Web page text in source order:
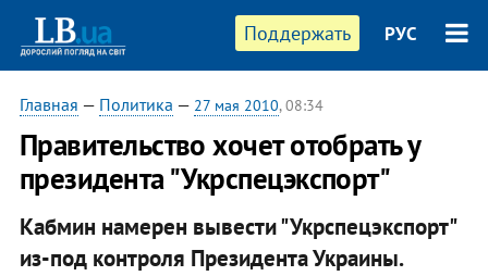
Поддержать РУС
Главная — Политика — 27 мая 2010, 08:34
Правительство хочет отобрать у
президента "Укрспецэкспорт"
Кабмин намерен вывести "Укрспецэкспорт"
из-под контроля Президента Украины.